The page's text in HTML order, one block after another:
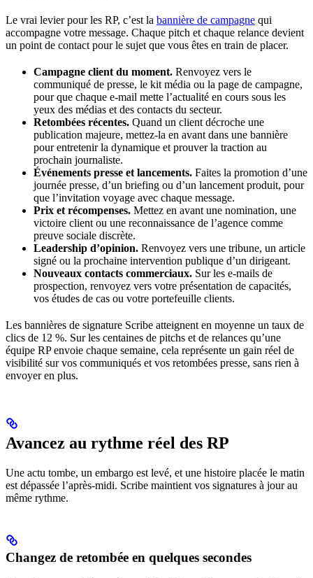
Le vrai levier pour les RP, c’est la bannière de campagne qui
accompagne votre message. Chaque pitch et chaque relance devient
un point de contact pour le sujet que vous êtes en train de placer.
Campagne client du moment. Renvoyez vers le
communiqué de presse, le kit média ou la page de campagne,
pour que chaque e-mail mette l’actualité en cours sous les
yeux des médias et des contacts du secteur.
Retombées récentes. Quand un client décroche une
publication majeure, mettez-la en avant dans une bannière
pour entretenir la dynamique et prouver la traction au
prochain journaliste.
Événements presse et lancements. Faites la promotion d’une
journée presse, d’un briefing ou d’un lancement produit, pour
que l’invitation voyage avec chaque message.
Prix et récompenses. Mettez en avant une nomination, une
victoire client ou une reconnaissance de l’agence comme
preuve sociale discrète.
Leadership d’opinion. Renvoyez vers une tribune, un article
signé ou la prochaine intervention publique d’un dirigeant.
Nouveaux contacts commerciaux. Sur les e-mails de
prospection, renvoyez vers votre présentation de capacités,
vos études de cas ou votre portefeuille clients.
Les bannières de signature Scribe atteignent en moyenne un taux de
clics de 12 %. Sur les centaines de pitchs et de relances qu’une
équipe RP envoie chaque semaine, cela représente un gain réel de
visibilité sur vos communiqués et vos retombées presse, sans rien à
envoyer en plus.
Avancez au rythme réel des RP
Une actu tombe, un embargo est levé, et une histoire placée le matin
est dépassée l’après-midi. Scribe maintient vos signatures à jour au
même rythme.
Changez de retombée en quelques secondes